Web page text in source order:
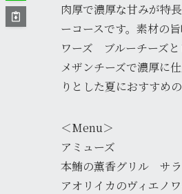
肉厚で濃厚な甘みが特
ーコースです。素材の
ワーズ ブルーチーズと
メザンチーズで濃厚に
りとした夏におすすめ
＜Menu＞
アミューズ
本鮪の薫香グリル サ
アオリイカのヴィエノ